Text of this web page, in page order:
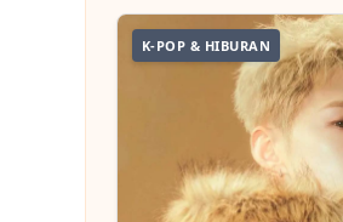
K-POP & HIBURAN